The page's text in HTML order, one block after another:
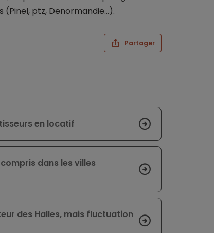
(Pinel, ptz, Denormandie…).
Partager
en locatif
dans les villes
des Halles, mais fluctuation